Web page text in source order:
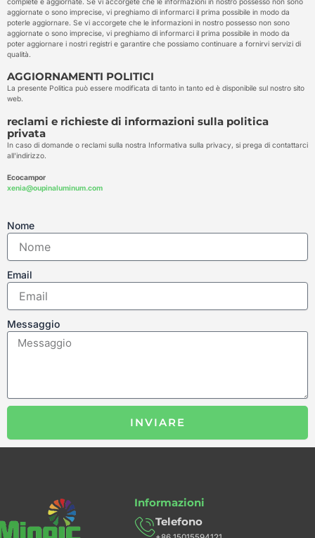
aggiornate o sono imprecise, vi preghiamo di informarci il prima possibile in modo da
poterle aggiornare. Se vi accorgete che le informazioni in nostro possesso non sono
aggiornate o sono imprecise, vi preghiamo di informarci il prima possibile in modo da
poter aggiornare i nostri registri e garantire che possiamo continuare a fornirvi servizi di
qualità.
AGGIORNAMENTI POLITICI
La presente Politica può essere modificata di tanto in tanto ed è disponibile sul nostro sito
web.
reclami e richieste di informazioni sulla politica
privata
In caso di domande o reclami sulla nostra Informativa sulla privacy, si prega di contattarci
all'indirizzo.
Ecocampor
xenia@oupinaluminum.com
Nome
Email
Messaggio
INVIARE
Informazioni
Telefono